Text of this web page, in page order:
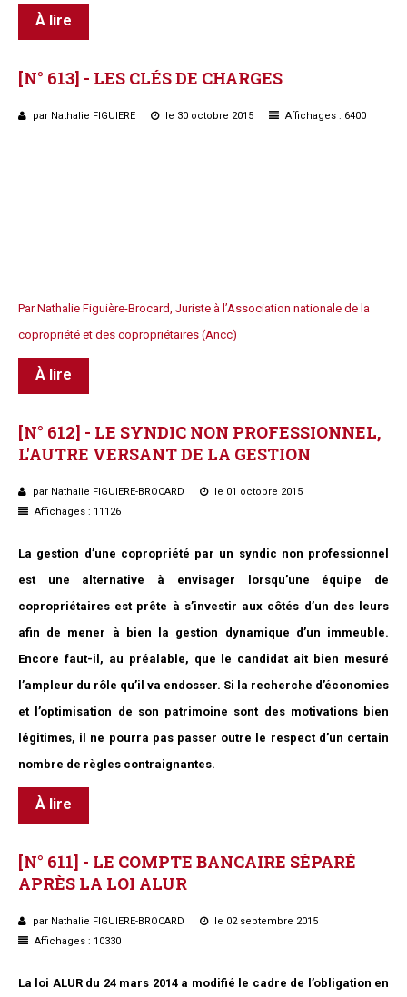
À lire
[N° 613] - LES CLÉSDE CHARGES
par Nathalie FIGUIERE le 30 octobre 2015 Affichages : 6400
Par Nathalie Figuière-Brocard, Juriste à l’Association nationale de la
copropriété et des copropriétaires (Ancc)
À lire
[N° 612] - LE SYNDIC NON PROFESSIONNEL,
L'AUTRE VERSANTDE LA GESTION
par Nathalie FIGUIERE-BROCARD
le 01 octobre 2015
Affichages : 11126
La gestion d’une copropriété par un syndic non professionnel
est une alternative à envisager lorsqu’une équipe de
copropriétaires est prête à s’investir aux côtés d’un des leurs
afin de mener à bien la gestion dynamique d’un immeuble.
Encore faut-il, au préalable, que le candidat ait bien mesuré
l’ampleur du rôle qu’il va endosser. Si la recherche d’économies
et l’optimisation de son patrimoine sont des motivations bien
légitimes, il ne pourra pas passer outre le respect d’un certain
nombre de règles contraignantes.
À lire
[N° 611] - LE COMPTE BANCAIRE SÉPARÉ
APRÈS LA LOI ALUR
par Nathalie FIGUIERE-BROCARD
le 02 septembre 2015
Affichages : 10330
La loi ALUR du 24 mars 2014 a modifié le cadre de l’obligation en